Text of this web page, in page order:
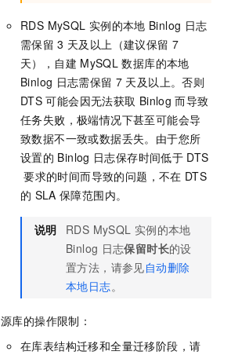
RDS MySQL 实例的本地 Binlog 日志
需保留 3 天及以上（建议保留 7
天），自建 MySQL 数据库的本地
Binlog 日志需保留 7 天及以上。否则
DTS 可能会因无法获取 Binlog 而导致
任务失败，极端情况下甚至可能会导
致数据不一致或数据丢失。由于您所
设置的 Binlog 日志保存时间低于 DTS
要求的时间而导致的问题，不在 DTS
的 SLA 保障范围内。
说明 RDS MySQL 实例的本地
Binlog 日志保留时长的设
置方法，请参见自动删除
本地日志。
源库的操作限制：
在库表结构迁移和全量迁移阶段，请